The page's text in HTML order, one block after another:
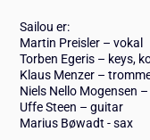
Sailou er:
Martin Preisler – vokal
Torben Egeris – keys,
Klaus Menzer –
Niels Nello Mogensen
Uffe Steen – guitar
Marius Bøwadt - sax